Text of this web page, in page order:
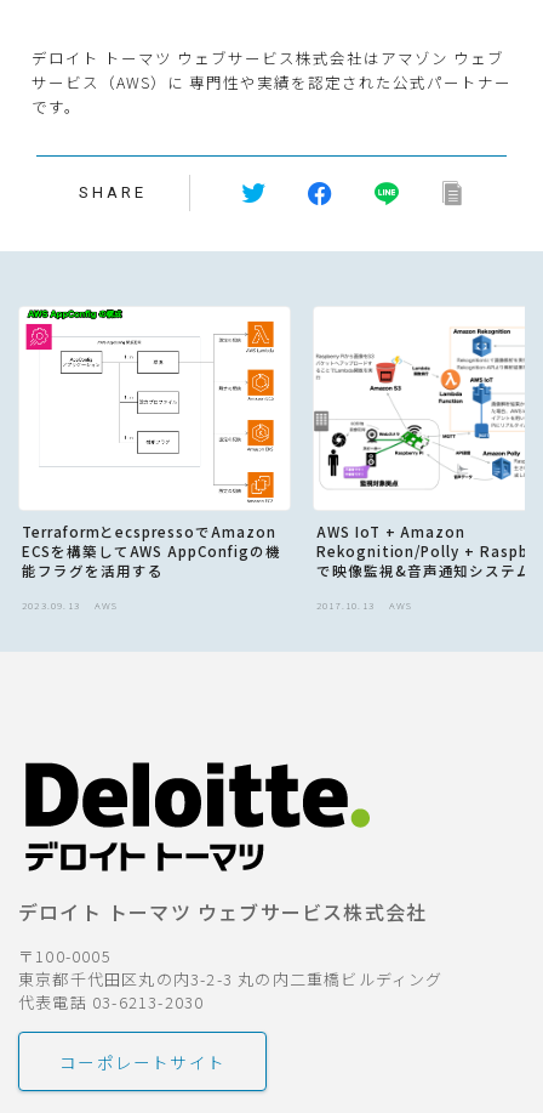
デロイト トーマツ ウェブサービス株式会社はアマゾン ウェブ
サービス（AWS）に 専門性や実績を認定された公式パートナー
です。
SHARE
TerraformとecspressoでAmazon
ECSを構築してAWS AppConfigの機
能フラグを活用する
2023.09.13 AWS
AWS IoT + Amazon
Rekognition/Polly +
で映像監視&音声通知システム
2017.10.13 AWS
デロイト トーマツ ウェブサービス株式会社
〒100-0005
東京都千代田区丸の内3-2-3 丸の内二重橋ビルディング
代表電話 03-6213-2030
コーポレートサイト